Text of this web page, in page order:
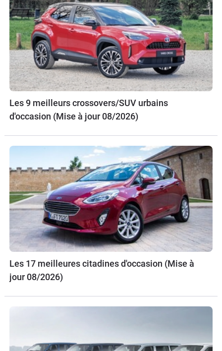
Les 9 meilleurs crossovers/SUV urbains
d'occasion (Mise à jour 08/2026)
Les 17 meilleures citadines d'occasion (Mise à
jour 08/2026)